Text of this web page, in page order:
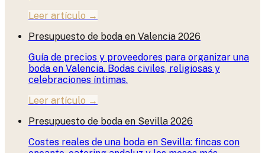
Leer artículo →
Presupuesto de boda en Valencia 2026
Guía de precios y proveedores para organizar una
boda en Valencia. Bodas civiles, religiosas y
celebraciones íntimas.
Leer artículo →
Presupuesto de boda en Sevilla 2026
Costes reales de una boda en Sevilla: fincas con